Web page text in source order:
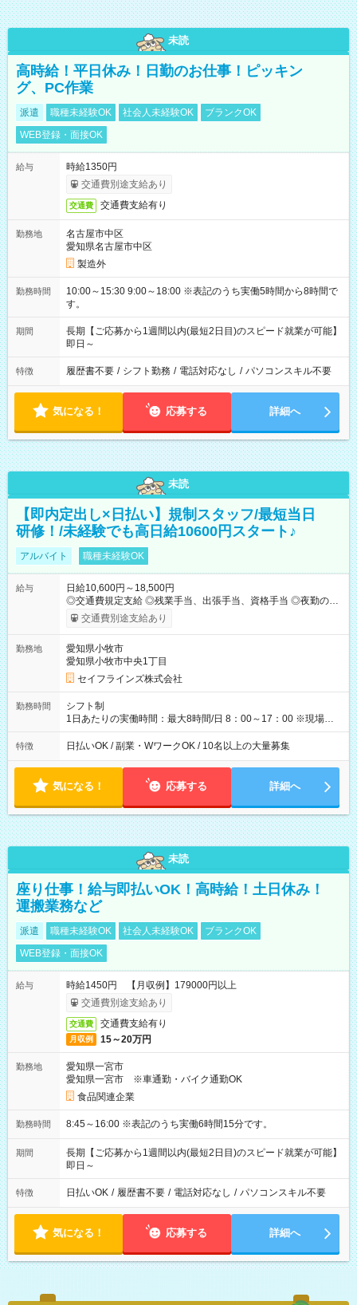
未読
高時給！平日休み！日勤のお仕事！ピッキン
グ、PC作業
派遣 職種未経験OK 社会人未経験OK
ブランクOK
WEB登録・面接OK
給与
時給1350円
交通費別途支給あり
交通費 交通費支給有り
勤務地
名古屋市中区
愛知県名古屋市中区
製造外
勤務時間
10:00～15:30 9:00～18:00 ※表記のうち実働5時間から8時間で
す。
期間
長期【ご応募から1週間以内(最短2日目)のスピード就業が可能】
即日～
特徴 履歴書不要 / シフト勤務 / 電話対応なし / パソコンスキル不要
気になる！ 応募する 詳細へ
未読
【即内定出し×日払い】規制スタッフ/最短当日
研修！/未経験でも高日給10600円スタート♪
アルバイト 職種未経験OK
給与
日給10,600円～18,500円
◎交通費規定支給 ◎残業手当、出張手当、資格手当 ◎夜勤の場
合：22時～翌5時は割増給与 ◎日払い・週払い可(希望者／条件
有) ＜月収例＞ 入社3か月：月収28万 入社1年：月収39万 ◎自分
ダブルワークも可能です☺ ◎髪色、ピアス、タトゥーOK おしゃ
れも自由に楽しめます！ 【試用期間】試用期間あり 試用期間の
長さ：3ヶ月 雇用形態、給与は本採用時と同じです。
交通費別途支給あり
勤務地
愛知県小牧市
愛知県小牧市中央1丁目
セイフラインズ株式会社
勤務時間
シフト制
1日あたりの実働時間：最大8時間/日 8：00～17：00 ※現場によ
っては多少時間は前後します ▶残業ほとんどなし！ ▶時間より
早く終わることの方が多いと思います。現場によっては午前中
望の方は夜勤（21:00～6:00）のお仕事も可能。
特徴 日払いOK / 副業・WワークOK / 10名以上の大量募集
気になる！ 応募する 詳細へ
未読
座り仕事！給与即払いOK！高時給！土日休み！
運搬業務など
派遣 職種未経験OK 社会人未経験OK
ブランクOK
WEB登録・面接OK
給与
時給1450円 【月収例】179000円以上
交通費別途支給あり
交通費 交通費支給有り
月収例 15～20万円
勤務地
愛知県一宮市
愛知県一宮市 ※車通勤・バイク通勤OK
食品関連企業
勤務時間 8:45～16:00 ※表記のうち実働6時間15分です。
期間
長期【ご応募から1週間以内(最短2日目)のスピード就業が可能】
即日～
特徴 日払いOK / 履歴書不要 / 電話対応なし / パソコンスキル不要
気になる！ 応募する 詳細へ